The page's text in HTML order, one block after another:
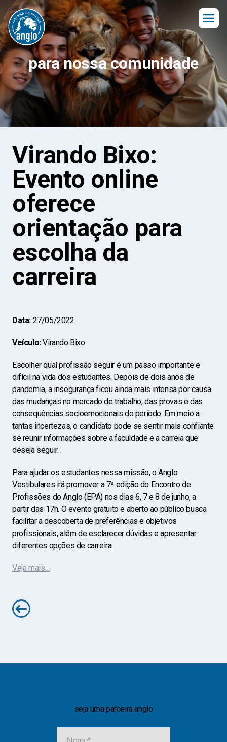
para nossa comunidade
Virando Bixo:
Evento online
oferece
orientação para
escolha da
carreira
Data: 27/05/2022
Veículo:Virando Bixo
Escolher qual profissão seguir é um passo importante e
difícil na vida dos estudantes. Depois de dois anos de
pandemia, a insegurança ficou ainda mais intensa por causa
das mudanças no mercado de trabalho, das provas e das
consequências socioemocionais do período. Em meio a
tantas incertezas, o candidato pode se sentir mais confiante
se reunir informações sobre a faculdade e a carreia que
deseja seguir.
Para ajudar os estudantes nessa missão, o Anglo
Vestibulares irá promover a 7ª edição do Encontro de
Profissões do Anglo (EPA) nos dias 6, 7 e 8 de junho, a
partir das 17h. O evento gratuito e aberto ao público busca
facilitar a descoberta de preferências e objetivos
profissionais, além de esclarecer dúvidas e apresentar
diferentes opções de carreira.
Veja mais…
seja uma parceira anglo